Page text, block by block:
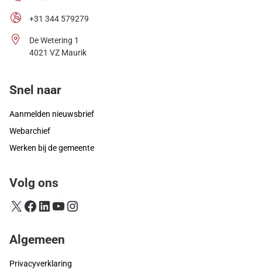
+31 344 579279
De Wetering 1
4021 VZ Maurik
Snel naar
Aanmelden nieuwsbrief
Webarchief
Werken bij de gemeente
Volg ons
X Facebook
LinkedIn
YouTube
Instagram
Algemeen
Privacyverklaring